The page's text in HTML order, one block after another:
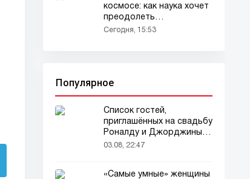
космосе: как наука хочет
преодолеть
биологические барьеры
Сегодня, 15:53
Популярное
Список гостей,
приглашённых на свадьбу
Роналду и Джорджины,
вызвал ажиотаж
03.08, 22:47
«Самые умные» женщины